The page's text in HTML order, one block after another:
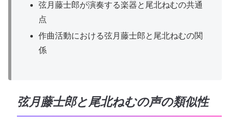
弦月藤士郎が演奏する楽器と尾北ねむの共通
点
作曲活動における弦月藤士郎と尾北ねむの関
係
弦月藤士郎と尾北ねむの声の類似性